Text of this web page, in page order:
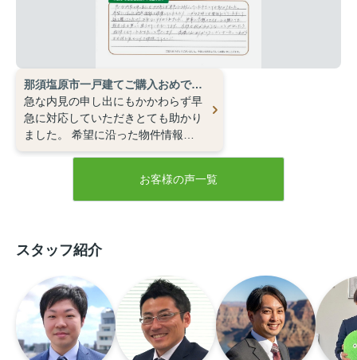
那須塩原市一戸建てご購入おめでとうございます。
急な内見の申し出にもかかわらず早
急に対応していただきとても助かり
ました。
希望に沿った物件情報を
くださり、不安なくすすめられまし
た。無事に念願のマイホームも購入
ことがあったら相談させていただき
うございました。これからもお体に
気をつけて頑張ってください！！
お客様の声一覧
スタッフ紹介